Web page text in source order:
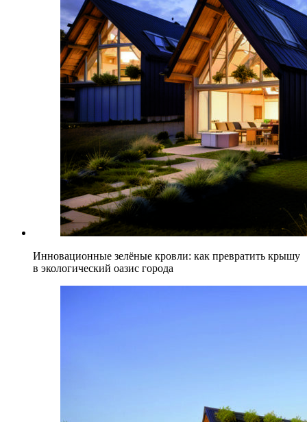
Инновационные зелёные кровли: как превратить крышу
в экологический оазис города